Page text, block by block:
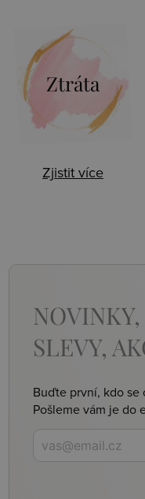
Ztráta
Zjistit více
NOVINKY,
SLEVY,
Buďte první, kdo se
Pošleme vám je do